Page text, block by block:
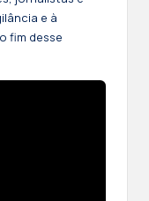
e à
fim desse